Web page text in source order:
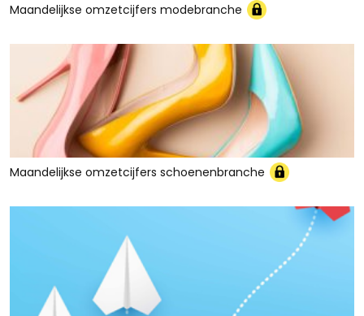
Maandelijkse omzetcijfers modebranche
Maandelijkse omzetcijfers schoenenbranche